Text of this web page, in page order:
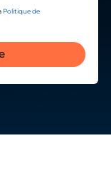
Politique de